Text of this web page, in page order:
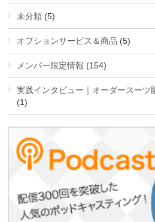
未分類 (5)
オプションサービス＆商品 (5)
メンバー限定情報 (154)
実践インタビュー｜オーダースーツ
(1)